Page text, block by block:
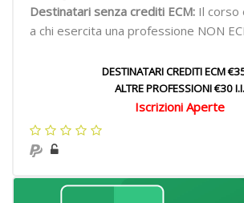
Destinatari senza crediti ECM: Il corso
a chi esercita una professione NON
DESTINATARI CREDITI ECM
ALTRE PROFESSIONI €30 I.I.
Iscrizioni Aperte